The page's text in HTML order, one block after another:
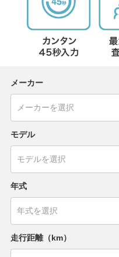
メーカー
モデル
年式
走行距離（km）